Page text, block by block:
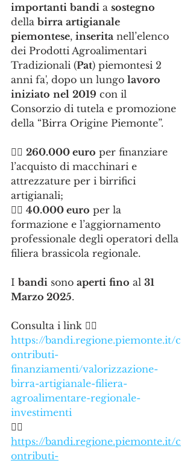
importanti bandi a sostegno
della birra artigianale
piemontese, inserita nell’elenco
dei Prodotti Agroalimentari
Tradizionali (Pat) piemontesi 2
anni fa', dopo un lungo lavoro
iniziato nel 2019 con il
Consorzio di tutela e promozione
della “Birra Origine Piemonte”.
👉🏻 260.000 euro per finanziare
l’acquisto di macchinari e
attrezzature per i birrifici
artigianali;
👉🏻 40.000 euro per la
formazione e l’aggiornamento
professionale degli operatori della
filiera brassicola regionale.
I bandi sono aperti fino al 31
Marzo 2025.
Consulta i link 👇🏻
https://bandi.regione.piemonte.it/c
ontributi-
finanziamenti/valorizzazione-
birra-artigianale-filiera-
agroalimentare-regionale-
investimenti
👇🏻
https://bandi.regione.piemonte.it/c
ontributi-